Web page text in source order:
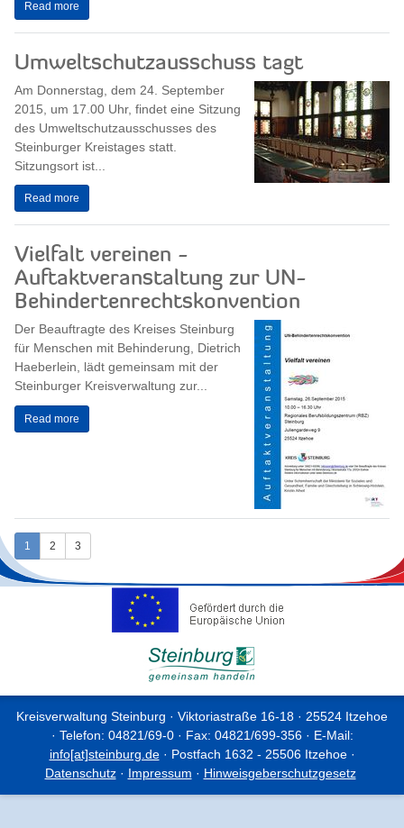
Read more
Umweltschutzausschuss tagt
Am Donnerstag, dem 24. September
2015, um 17.00 Uhr, findet eine Sitzung
des Umweltschutzausschusses des
Steinburger Kreistages statt.
Sitzungsort ist...
Read more
Vielfalt vereinen -
Auftaktveranstaltung zur UN-
Behindertenrechtskonvention
Der Beauftragte des Kreises Steinburg
für Menschen mit Behinderung, Dietrich
Haeberlein, lädt gemeinsam mit der
Steinburger Kreisverwaltung zur...
Read more
1 2 3
Kreisverwaltung Steinburg · Viktoriastraße 16-18 · 25524 Itzehoe
· Telefon: 04821/69-0 · Fax: 04821/699-356 · E-Mail:
info[at]steinburg.de· Postfach 1632 - 25506 Itzehoe ·
Datenschutz· Impressum · Hinweisgeberschutzgesetz